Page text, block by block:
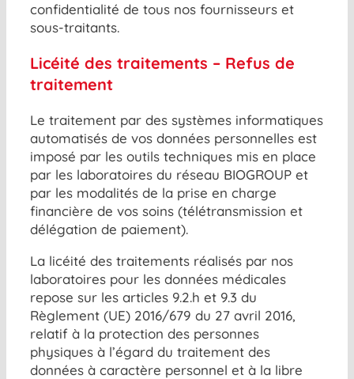
confidentialité de tous nos fournisseurs et
sous-traitants.
Licéité des traitements – Refus de
traitement
Le traitement par des systèmes informatiques
automatisés de vos données personnelles est
imposé par les outils techniques mis en place
par les laboratoires du réseau BIOGROUP et
par les modalités de la prise en charge
financière de vos soins (télétransmission et
délégation de paiement).
La licéité des traitements réalisés par nos
laboratoires pour les données médicales
repose sur les articles 9.2.h et 9.3 du
Règlement (UE) 2016/679 du 27 avril 2016,
relatif à la protection des personnes
physiques à l’égard du traitement des
données à caractère personnel et à la libre